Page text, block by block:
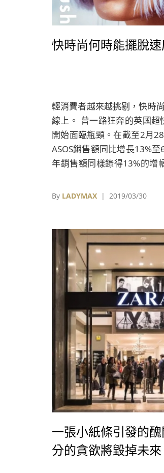
快時尚何時能擺脫速
輕消費者越來越挑剔，快時
線上。 曾一路狂奔的英國超
開始面臨瓶頸。在截至2月
ASOS銷售額同比增長13%
年銷售額同樣錄得13%的增
同期的25%已大幅放緩。
By LADYMAX | 2019/03/30
一張小紙條引發的
分的貪欲將毀掉未來